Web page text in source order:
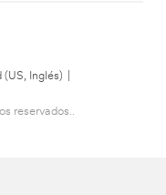
(US, Inglés)
reservados..